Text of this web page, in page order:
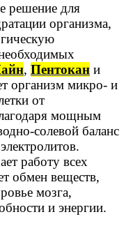
решение для
организма,
, Пентокан и
организм микро- и
от
мощным
солевой баланс
работу всех
обмен веществ,
мозга,
и энергии.